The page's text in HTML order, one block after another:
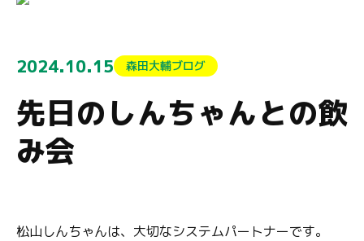
2024.10.15 森田大輔ブログ
先日のしんちゃんとの飲
み会
松山しんちゃんは、大切なシステムパートナーです。